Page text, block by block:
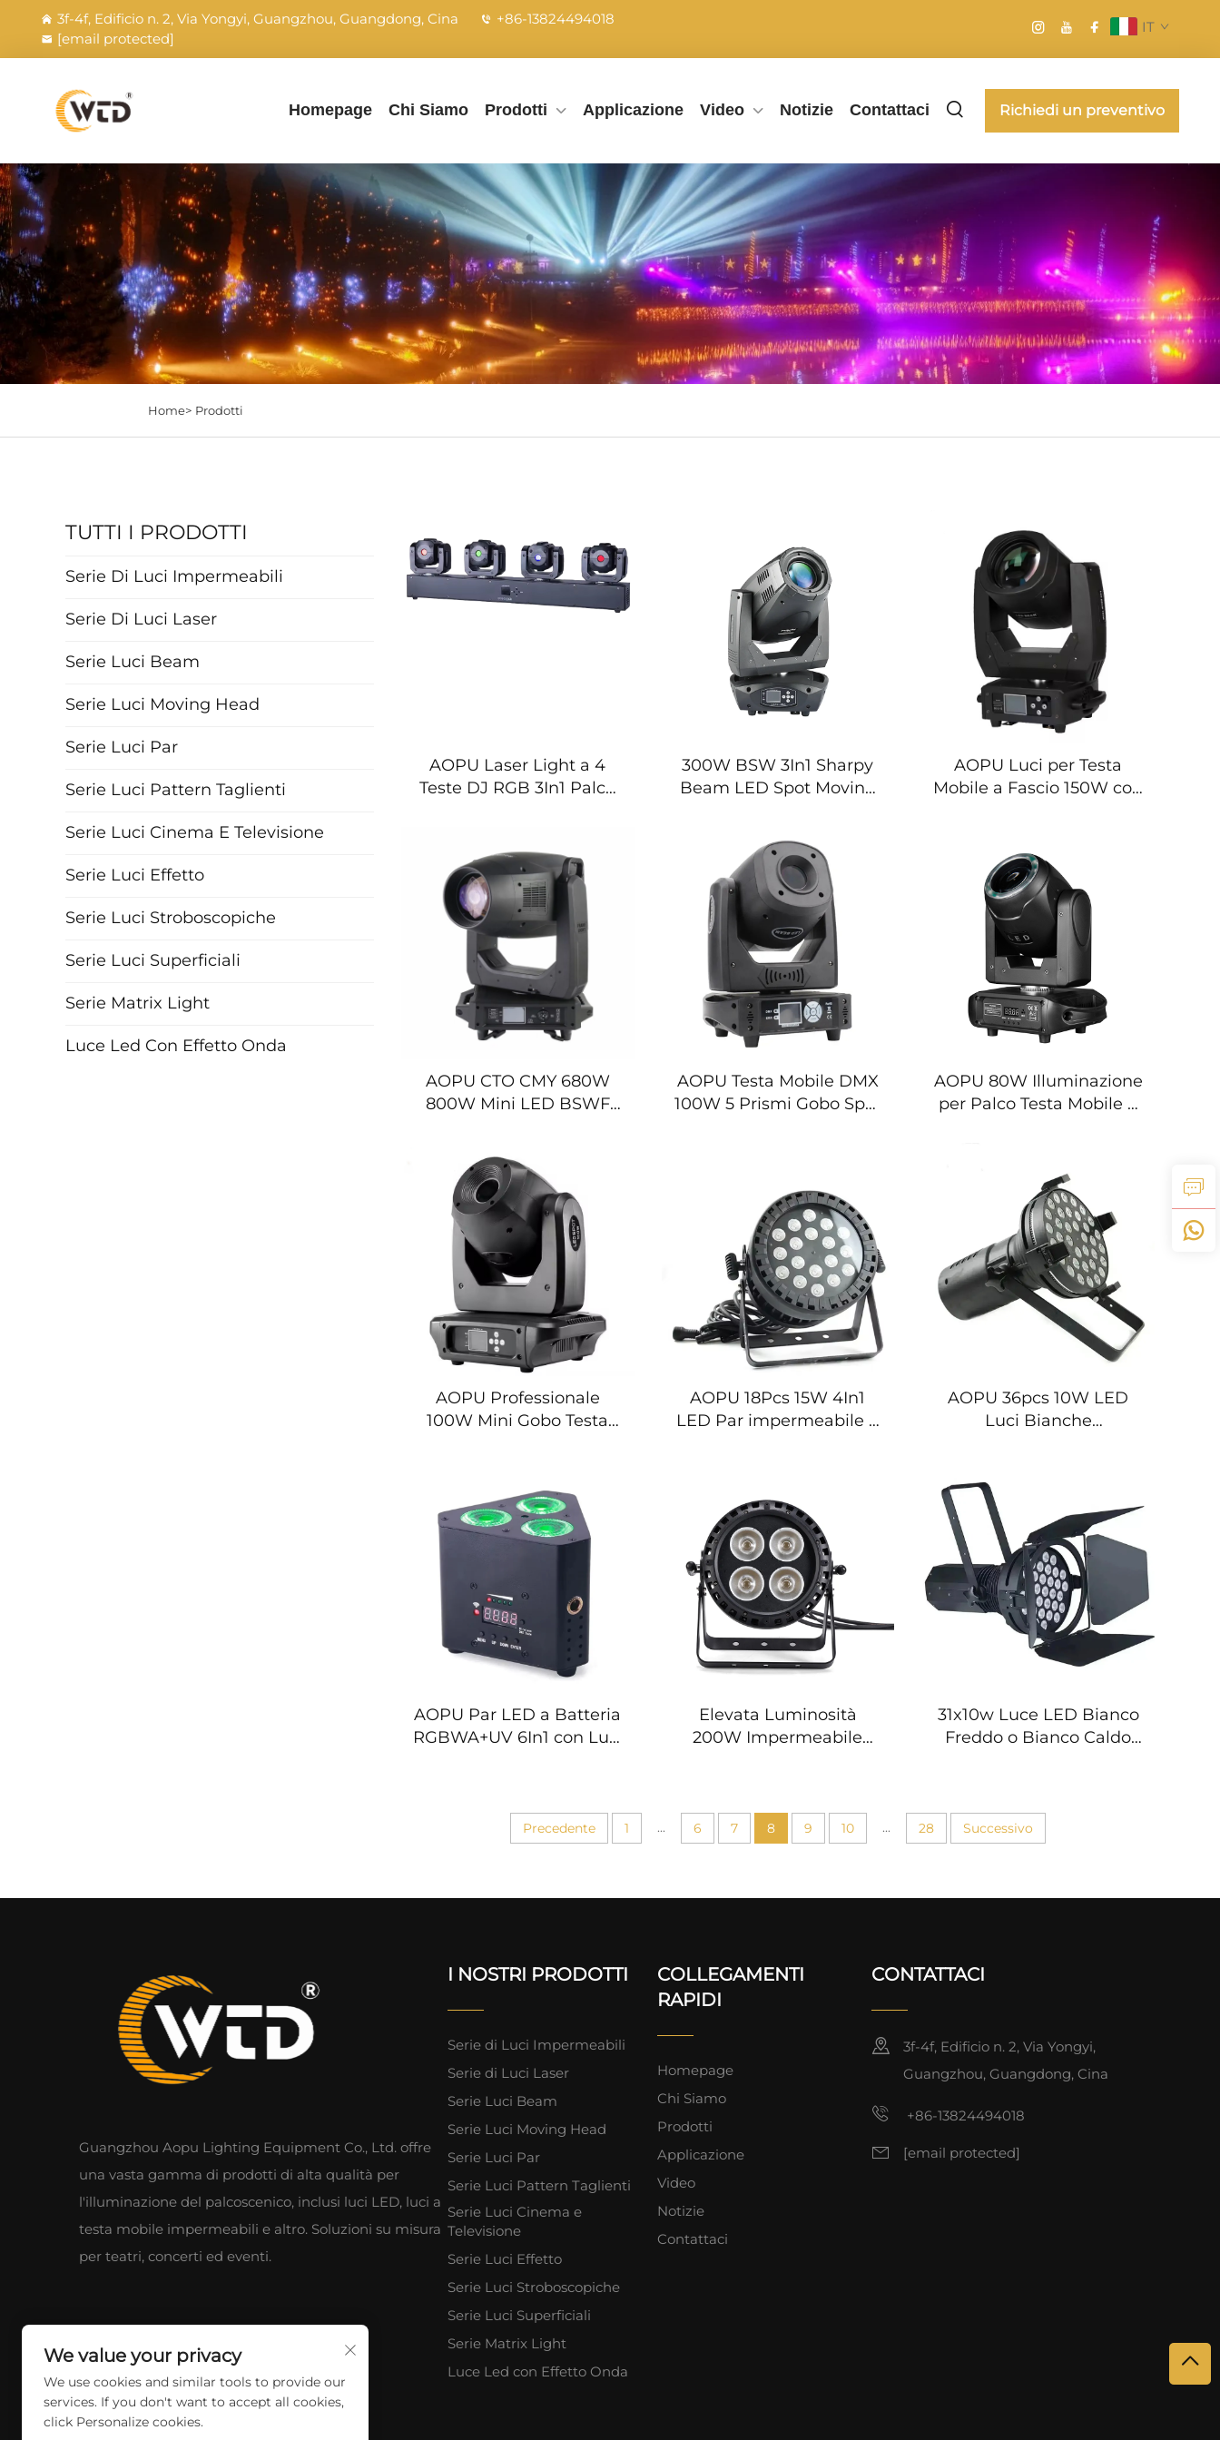
3f-4f, Edificio n. 2, Via Yongyi, Guangzhou, Guangdong, Cina
+86-13824494018
[email protected]
IT
Homepage Chi Siamo Prodotti Applicazione Video Notizie Contattaci Richiedi un preventivo
Home> Prodotti
TUTTI I PRODOTTI
Serie Di Luci Impermeabili
Serie Di Luci Laser
Serie Luci Beam
Serie Luci Moving Head
Serie Luci Par
Serie Luci Pattern Taglienti
Serie Luci Cinema E Televisione
Serie Luci Effetto
Serie Luci Stroboscopiche
Serie Luci Superficiali
Serie Matrix Light
Luce Led Con Effetto Onda
AOPU Laser Light a 4
Teste DJ RGB 3In1 Palco
300W BSW 3In1 Sharpy
Beam LED Spot Moving
AOPU Luci per Testa
Mobile a Fascio 150W con
Discoteca
AOPU CTO CMY 680W
800W Mini LED BSWF
AOPU Testa Mobile DMX
100W 5 Prismi Gobo Spot
AOPU 80W Illuminazione
per Palco Testa Mobile a
Arcobaleno per Discoteca
Club Notturni
AOPU Professionale
100W Mini Gobo Testa
Concerti
AOPU 18Pcs 15W 4In1
LED Par impermeabile a
AOPU 36pcs 10W LED
Luci Bianche
Luci Par per Palcoscenico
AOPU Par LED a Batteria
RGBWA+UV 6In1 con Luci
Elevata Luminosità
200W Impermeabile
31x10w Luce LED Bianco
Freddo o Bianco Caldo
Precedente 1 ... 6 7 8 9 10 ... 28 Successivo
Guangzhou Aopu Lighting Equipment Co., Ltd. offre
una vasta gamma di prodotti di alta qualità per
l'illuminazione del palcoscenico, inclusi luci LED, luci a
testa mobile impermeabili e altro. Soluzioni su misura
per teatri, concerti ed eventi.
I NOSTRI PRODOTTI
Serie di Luci Impermeabili
Serie di Luci Laser
Serie Luci Beam
Serie Luci Moving Head
Serie Luci Par
Serie Luci Pattern Taglienti
Serie Luci Cinema e
Televisione
Serie Luci Effetto
Serie Luci Stroboscopiche
Serie Luci Superficiali
Serie Matrix Light
Luce Led con Effetto Onda
COLLEGAMENTI
RAPIDI
Homepage
Chi Siamo
Prodotti
Applicazione
Video
Notizie
Contattaci
CONTATTACI
3f-4f, Edificio n. 2, Via Yongyi,
Guangzhou, Guangdong, Cina
+86-13824494018
[email protected]
We value your privacy
We use cookies and similar tools to provide our
services. If you don't want to accept all cookies,
click Personalize cookies.